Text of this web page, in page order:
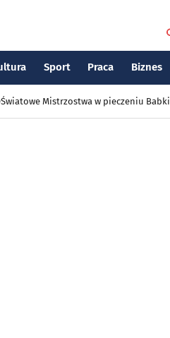
Sport Praca Biznes
Światowe Mistrzostwa w pieczeniu